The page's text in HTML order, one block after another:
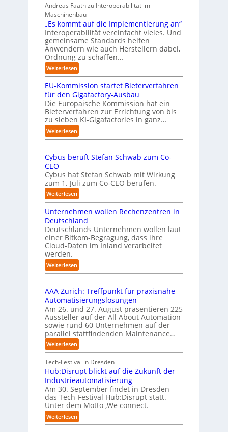
s
c
h
r
o
s
t
e
n
a
h
m
e
c
h
r
u
e
u
n
v
i
l
e
A
b
l
d
u
n
g
s
t
e
l
l
e
n
b
Andreas Faath zu Interoperabilität im
Maschinenbau
„Es kommt auf die Implementierung an“
Interoperabilität vereinfacht vieles. Und
gemeinsame Standards helfen
Anwendern wie auch Herstellern dabei,
Ordnung zu schaffen…
Weiterlesen:
„
E
s
k
o
m
m
t
u
d
i
e
I
p
l
e
m
e
n
t
i
r
u
n
g
a
n
“
EU-Kommission startet Bieterverfahren
für den Gigafactory-Ausbau
Die Europäische Kommission hat ein
Bieterverfahren zur Errichtung von bis
zu sieben KI-Gigafactories in ganz…
Weiterlesen:
E
-
o
m
m
i
i
o
n
t
a
e
t
B
i
e
t
e
r
v
e
r
f
a
h
r
e
Cybus beruft Stefan Schwab zum Co-
CEO
Cybus hat Stefan Schwab mit Wirkung
zum 1. Juli zum Co-CEO berufen.
Weiterlesen:
C
y
b
u
s
b
r
u
t
S
t
e
f
a
n
S
h
w
a
b
z
u
m
C
Unternehmen wollen Rechenzentren in
Deutschland
Deutschlands Unternehmen wollen laut
einer Bitkom-Begragung, dass ihre
Cloud-Daten im Inland verarbeitet
werden.
Weiterlesen:
U
t
e
r
n
e
h
m
e
n
w
o
e
n
R
AAA Zürich: Treffpunkt für praxisnahe
Automatisierungslösungen
Am 26. und 27. August präsentieren 225
Aussteller auf der All About Automation
sowie rund 60 Unternehmen auf der
parallel stattfindenden Maintenance…
Weiterlesen:
A
A
A
Z
ü
r
i
c
h
Tech-Festival in Dresden
Hub:Disrupt blickt auf die Zukunft der
Industrieautomatisierung
Am 30. September findet in Dresden
das Tech-Festival Hub:Disrupt statt.
Unter dem Motto ‚We connect.
Weiterlesen:
H